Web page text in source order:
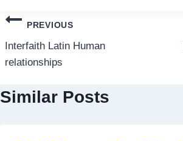
แนะแนว
เรื่อง
PREVIOUS
Interfaith Latin Human
relationships
Similar Posts